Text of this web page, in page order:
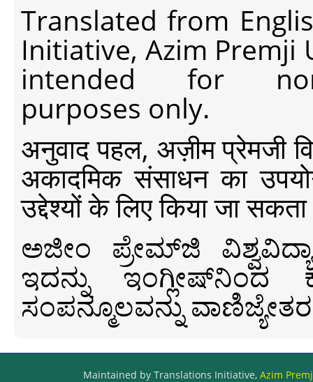
Translated from
Initiative, Azim Premji
intended for non-
purposes only.
अनुवाद पहल, अज़ीम प्रेमजी
अकादमिक संसाधन का
उद्देश्यों के लिए किया जा
ಅಜೀಂ ಪ್ರೇಮ್‍ಜಿ
ಇದನ್ನು ಇಂಗ್ಲೀಷ್‍ನಿಂದ
ಸಂಪನ್ಮೂಲವನ್ನು
Maintained by Translations Initiative, Azim